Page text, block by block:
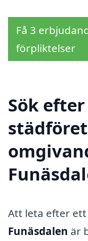
Få 3
förpliktelser
Sök
Att leta efter
Funäsdalen är